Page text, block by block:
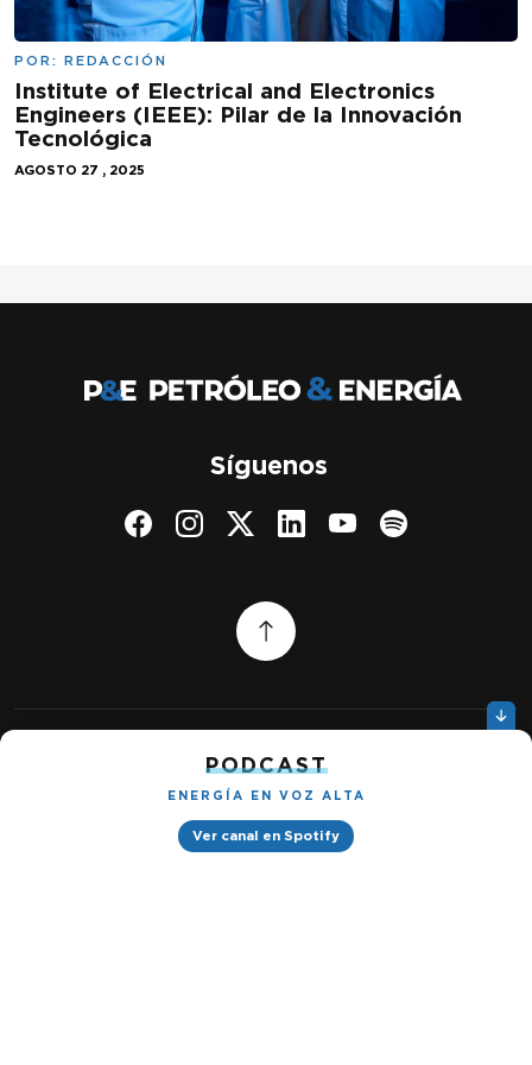
POR: REDACCIÓN
Institute of Electrical and Electronics
Engineers (IEEE): Pilar de la Innovación
Tecnológica
AGOSTO 27 , 2025
PODCAST
ENERGÍA EN VOZ ALTA
Ver canal en Spotify
Síguenos
Política de privacidad
Petróleo & Energía © 2026